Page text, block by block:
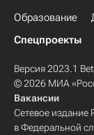
Образование
Спецпроекты
Версия 2023.1
© 2026 МИА
Вакансии
Сетевое издание
в Федеральной